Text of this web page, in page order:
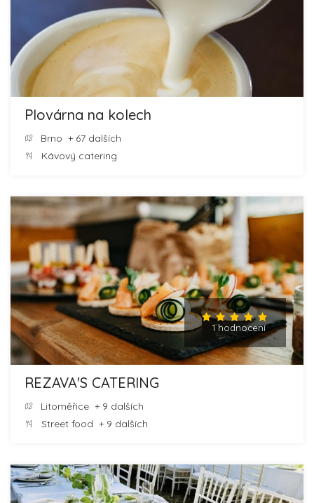
Plovárna na kolech
Brno + 67 dalších
Kávový catering
1 hodnocení
REZAVA'S CATERING
Litoměřice + 9 dalších
Street food + 9 dalších